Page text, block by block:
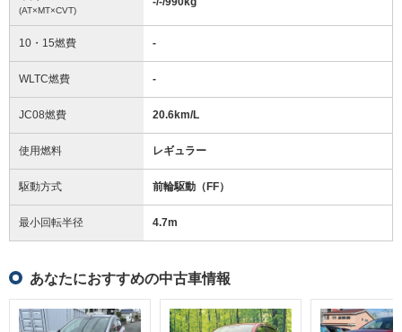
(AT×MT×CVT)
10・15燃費 -
WLTC燃費 -
JC08燃費 20.6km/L
使用燃料 レギュラー
駆動方式 前輪駆動（FF）
最小回転半径 4.7m
あなたにおすすめの中古車情報